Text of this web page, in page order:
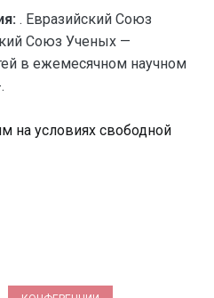
. Евразийский Союз
Союз Ученых —
в ежемесячном научном
на условиях свободной